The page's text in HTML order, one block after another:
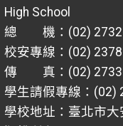
High School
總 機：(02) 2732-
校安專線：(02)
傳 真：(02)
學生請假專線：(02)
學校地址：臺北市